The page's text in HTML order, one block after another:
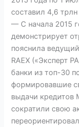
составил 4,6
— С начала 2015
демонстрирует
пояснила
RAEX («Эксперт
банки из топ-30
формировавшие
выдачи кредитов
сократили свою